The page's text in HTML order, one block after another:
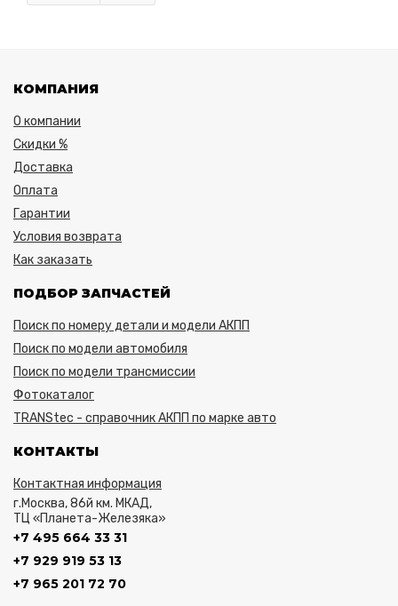
КОМПАНИЯ
О компании
Скидки %
Доставка
Оплата
Гарантии
Условия возврата
Как заказать
ПОДБОР ЗАПЧАСТЕЙ
Поиск по номеру детали и модели АКПП
Поиск по модели автомобиля
Поиск по модели трансмиссии
Фотокаталог
TRANStec - справочник АКПП по марке авто
КОНТАКТЫ
Контактная информация
г.Москва, 86й км. МКАД,
ТЦ «Планета-Железяка»
+7 495 664 33 31
+7 929 919 53 13
+7 965 201 72 70